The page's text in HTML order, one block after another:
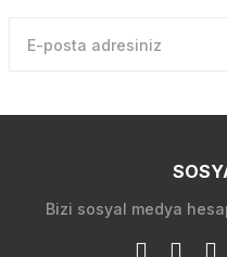
Bizi sosyal medya